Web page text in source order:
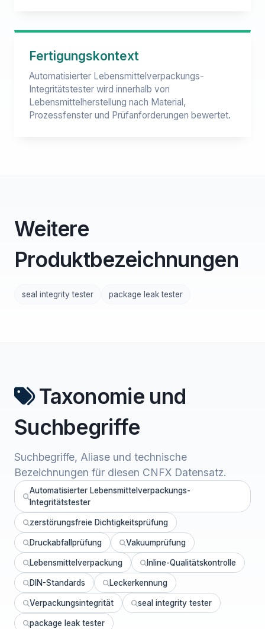
Fertigungskontext
Automatisierter Lebensmittelverpackungs-
Integritätstester wird innerhalb von
Lebensmittelherstellung nach Material,
Prozessfenster und Prüfanforderungen bewertet.
Weitere
Produktbezeichnungen
seal integrity tester package leak tester
Taxonomie und
Suchbegriffe
Suchbegriffe, Aliase und technische
Bezeichnungen für diesen CNFX Datensatz.
Automatisierter Lebensmittelverpackungs-
Integritätstester
zerstörungsfreie Dichtigkeitsprüfung
Druckabfallprüfung Vakuumprüfung
Lebensmittelverpackung Inline-Qualitätskontrolle
DIN-Standards Leckerkennung
Verpackungsintegrität seal integrity tester
package leak tester